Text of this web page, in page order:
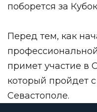
поборется за
Перед тем, как
примет участие в
который пройдет
Севастополе.